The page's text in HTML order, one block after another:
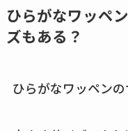
ひらがなワッペ
ズもある？
ひらがなワッペンの